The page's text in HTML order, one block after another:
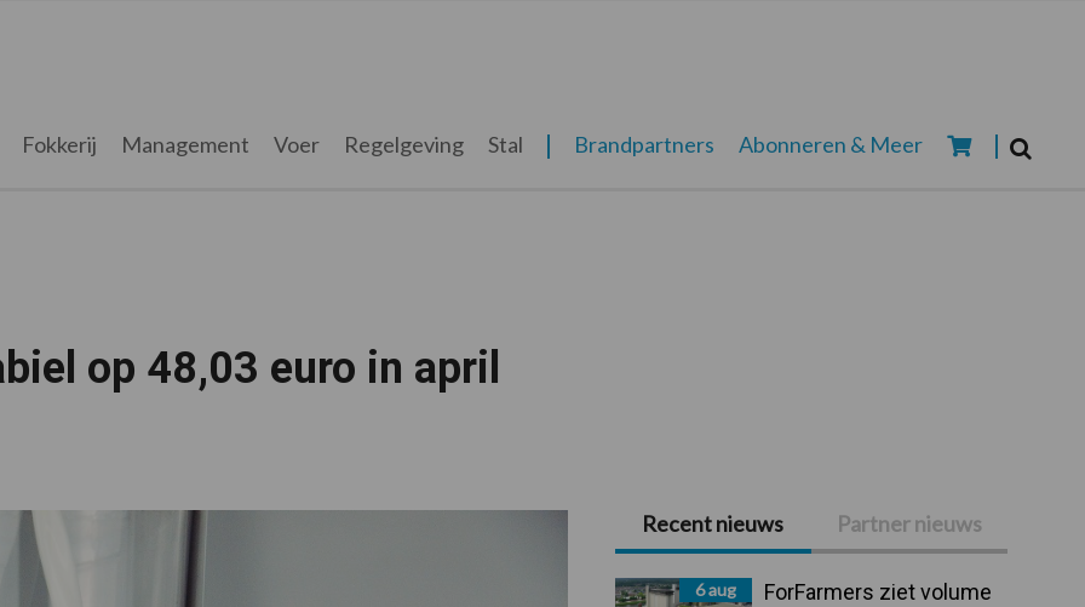
Fokkerij Management Voer Regelgeving Stal Brandpartners Abonneren & Meer
op 48,03 euro in april
Primaire
Sidebar
Recent nieuws Partner nieuws
6 aug
ForFarmers ziet volume